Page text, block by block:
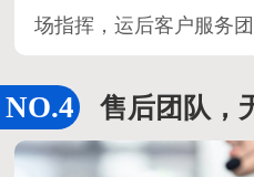
场指挥，运后客户服务团
售后团队，